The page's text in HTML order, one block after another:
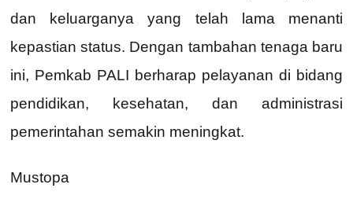
dan keluarganya yang telah lama menanti
kepastian status. Dengan tambahan tenaga baru
ini, Pemkab PALI berharap pelayanan di bidang
pendidikan, kesehatan, dan administrasi
pemerintahan semakin meningkat.
Mustopa